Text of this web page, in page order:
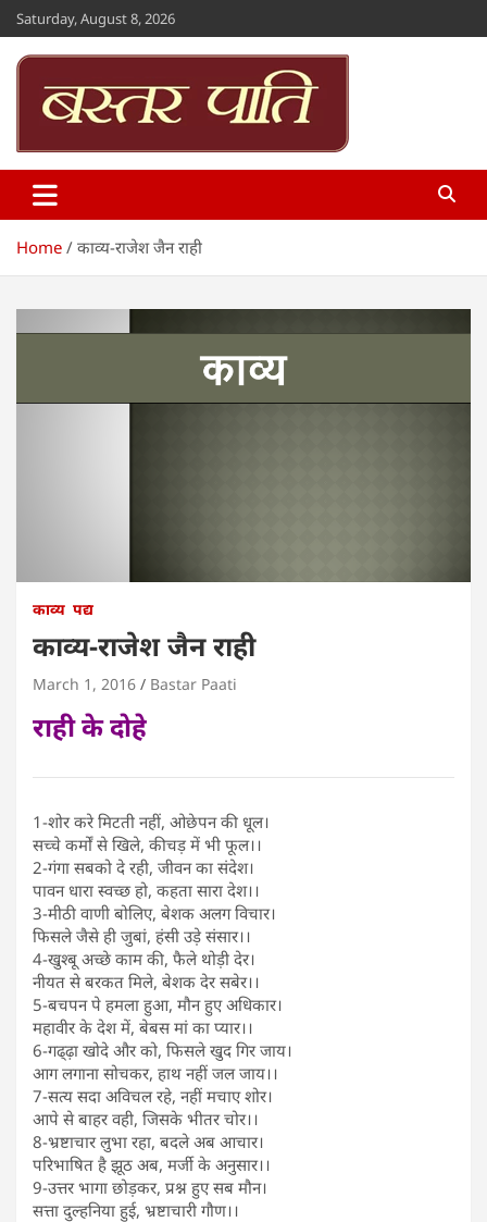
Skip
to
content
Saturday, August 8, 2026
Bastar Paati
Home काव्य-राजेश जैन राही
काव्य पद्य
काव्य-राजेश जैन राही
March 1, 2016 Bastar Paati
राही के दोहे
1-शोर करे मिटती नहीं, ओछेपन की धूल।
सच्चे कर्मों से खिले, कीचड़ में भी फूल।।
2-गंगा सबको दे रही, जीवन का संदेश।
पावन धारा स्वच्छ हो, कहता सारा देश।।
3-मीठी वाणी बोलिए, बेशक अलग विचार।
फिसले जैसे ही जुबां, हंसी उड़े संसार।।
4-खुश्बू अच्छे काम की, फैले थोड़ी देर।
नीयत से बरकत मिले, बेशक देर सबेर।।
5-बचपन पे हमला हुआ, मौन हुए अधिकार।
महावीर के देश में, बेबस मां का प्यार।।
6-गढ्ढ़ा खोदे और को, फिसले खुद गिर जाय।
आग लगाना सोचकर, हाथ नहीं जल जाय।।
7-सत्य सदा अविचल रहे, नहीं मचाए शोर।
आपे से बाहर वही, जिसके भीतर चोर।।
8-भ्रष्टाचार लुभा रहा, बदले अब आचार।
परिभाषित है झूठ अब, मर्जी के अनुसार।।
9-उत्तर भागा छोड़कर, प्रश्न हुए सब मौन।
सत्ता दुल्हनिया हुई, भ्रष्टाचारी गौण।।